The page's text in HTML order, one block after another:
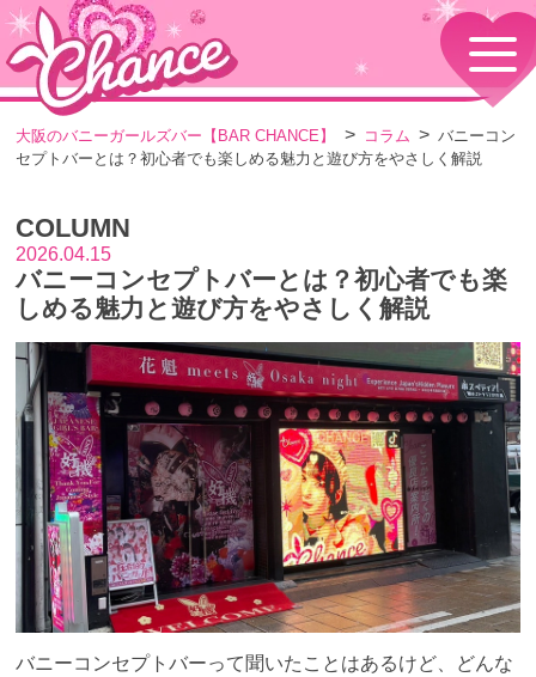
HOME
TOPページ
コンセプト
GIRLS
MENU
メニュー・料金
イベント情報
SHOP
店舗情報・よくある質問
VISITORS TO JAPAN
外国人観光客向け
RECRUIT
採用情報
大阪のバニーガールズバー【BAR CHANCE】 コラム
バニーコン
セプトバーとは？初心者でも楽しめる魅力と遊び方をやさしく解説
COLUMN
2026.04.15
バニーコンセプトバーとは？初心者でも楽
しめる魅力と遊び方をやさしく解説
バニーコンセプトバーって聞いたことはあるけど、どんな